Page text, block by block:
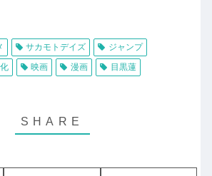
サカモトデイズ
ジャンプ
映画 漫画 目黒蓮